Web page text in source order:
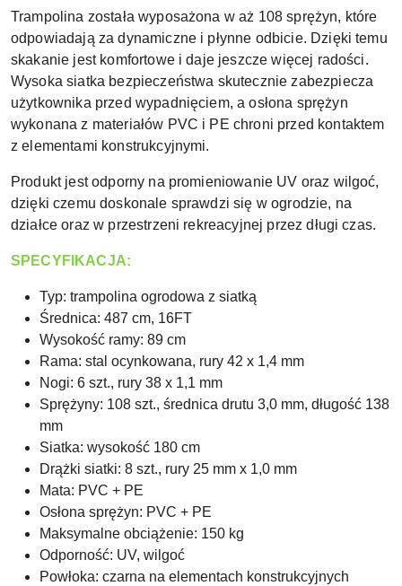
Trampolina została wyposażona w aż 108 sprężyn, które
odpowiadają za dynamiczne i płynne odbicie. Dzięki temu
skakanie jest komfortowe i daje jeszcze więcej radości.
Wysoka siatka bezpieczeństwa skutecznie zabezpiecza
użytkownika przed wypadnięciem, a osłona sprężyn
wykonana z materiałów PVC i PE chroni przed kontaktem
z elementami konstrukcyjnymi.
Produkt jest odporny na promieniowanie UV oraz wilgoć,
dzięki czemu doskonale sprawdzi się w ogrodzie, na
działce oraz w przestrzeni rekreacyjnej przez długi czas.
SPECYFIKACJA:
Typ: trampolina ogrodowa z siatką
Średnica: 487 cm, 16FT
Wysokość ramy: 89 cm
Rama: stal ocynkowana, rury 42 x 1,4 mm
Nogi: 6 szt., rury 38 x 1,1 mm
Sprężyny: 108 szt., średnica drutu 3,0 mm, długość 138
mm
Siatka: wysokość 180 cm
Drążki siatki: 8 szt., rury 25 mm x 1,0 mm
Mata: PVC + PE
Osłona sprężyn: PVC + PE
Maksymalne obciążenie: 150 kg
Odporność: UV, wilgoć
Powłoka: czarna na elementach konstrukcyjnych